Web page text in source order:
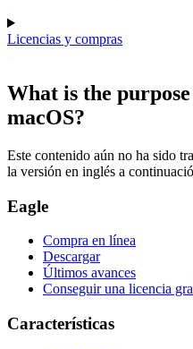
Licencias y compras
What is the
macOS?
Este contenido aún no ha sido
la versión en inglés a
Eagle
Compra en línea
Descargar
Últimos avances
Conseguir una licencia
Características